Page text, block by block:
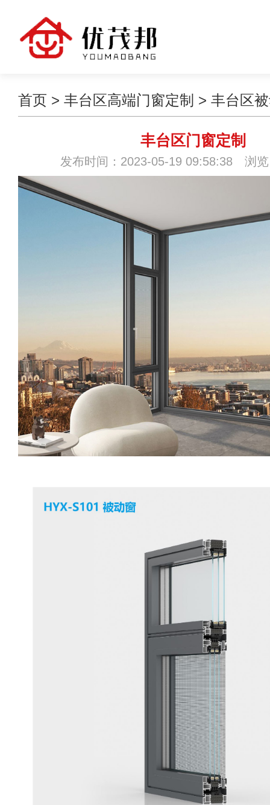
首页 > 丰台区高端门窗定制 > 丰台区
丰台区门窗定制
发布时间：2023-05-19 09:58:38 浏览